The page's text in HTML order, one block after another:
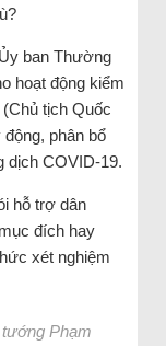
ban Thường
hoạt động kiểm
tịch Quốc
phân bổ
dịch COVID-19.
hỗ trợ dân
đích hay
xét nghiệm
Phạm